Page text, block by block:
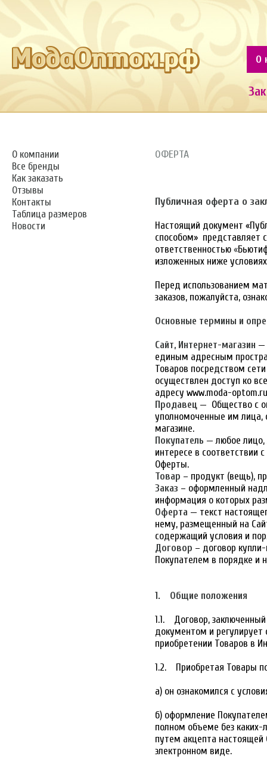
О
О компании
Все бренды
Как заказать
Отзывы
Контакты
Таблица размеров
Новости
ОФЕРТА
Публичная оферта о
Настоящий документ
способом» представляет
ответственностью «
изложенных ниже
Перед использованием
заказов, пожалуйста,
Основные термины и
Сайт, Интернет-магазин —
единым адресным
Товаров посредством
осуществлен доступ ко
адресу www.moda-
Продавец — Общество с
уполномоченные им лица,
магазине.
Покупатель — любое
интересе в соответствии
Оферты.
Товар – продукт (вещь),
Заказ – оформленный
информация о которых
Оферта — текст
нему, размещенный на
содержащий условия и
Договор – договор
Покупателем в порядке и
1. Общие положения
1.1. Договор,
документом и
приобретении Товаров в
1.2. Приобретая Товары
а) он ознакомился с
б) оформление
полном объеме без каких-
путем акцепта настоящей
электронном виде.